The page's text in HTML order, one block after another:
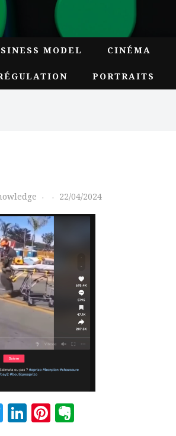
MODEL CINÉMA
PORTRAITS
22/04/2024
Twitter
LinkedIn
Pinterest